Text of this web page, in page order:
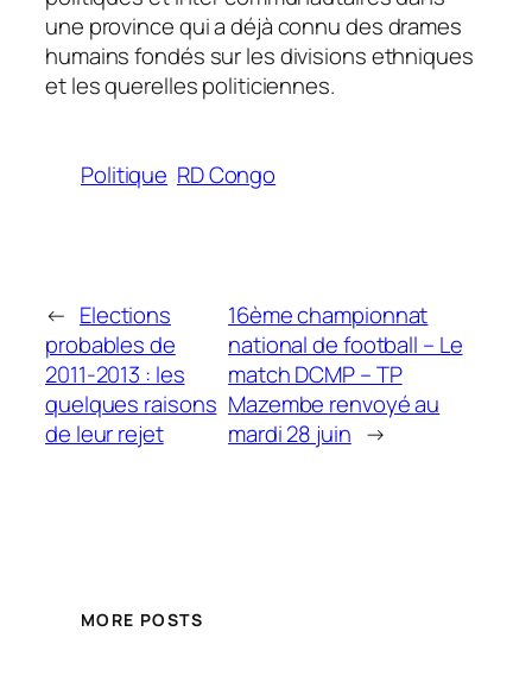
une province qui a déjà connu des drames
humains fondés sur les divisions ethniques
et les querelles politiciennes.
Politique RD Congo
← Elections
probables de
2011-2013 : les
quelques raisons
de leur rejet
16ème championnat
national de football – Le
match DCMP – TP
Mazembe renvoyé au
mardi 28 juin →
MORE POSTS